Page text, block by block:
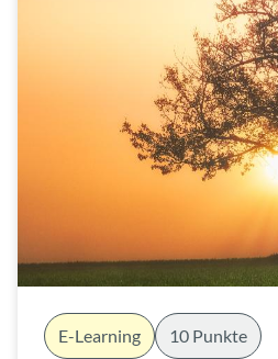
E-Learning 10 Punkte